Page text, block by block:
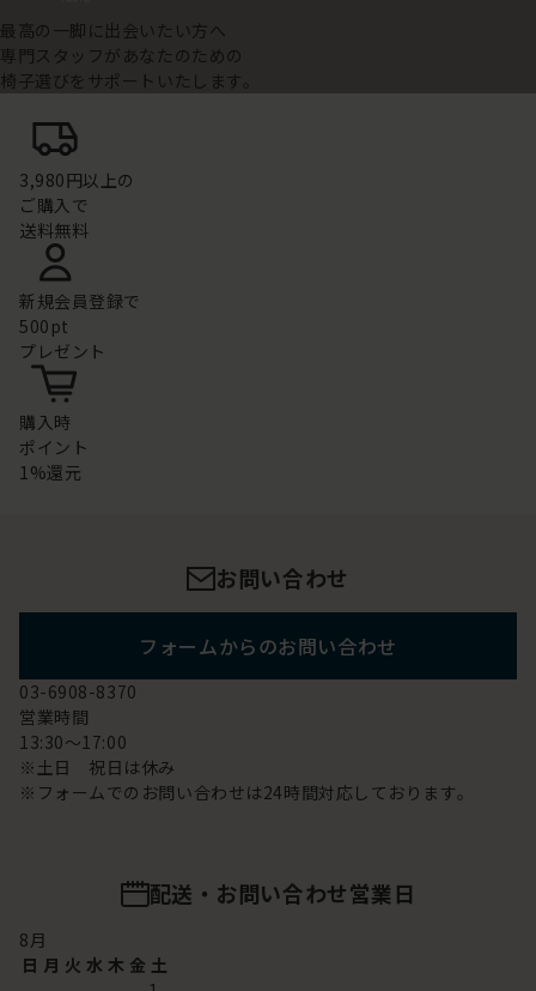
最高の一脚に出会いたい方へ
専門スタッフがあなたのための
椅子選びをサポートいたします。
3,980円以上の
ご購入で
送料無料
新規会員登録で
500pt
プレゼント
購入時
ポイント
1%還元
お問い合わせ
フォームからのお問い合わせ
03-6908-8370
営業時間
13:30～17:00
※土日 祝日は休み
※フォームでのお問い合わせは24時間対応しております。
配送・お問い合わせ営業日
8月
日 月 火 水 木 金 土